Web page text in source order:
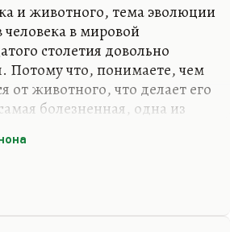
и животного, тема эволюции
в мировой
столетия довольно
Потому что, понимаете, чем
от животного, что делает его
болезненная, одна из
Моро считал, что можно
до состояния человека, и вот
его разорвал. Кроме
полагал, что